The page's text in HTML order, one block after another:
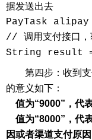
据发送出去
PayTask
// 调用支付接口，
第四步：收到
的意义如下：
值为“9000”，代
值为“8000”，代
因或者渠道支付原